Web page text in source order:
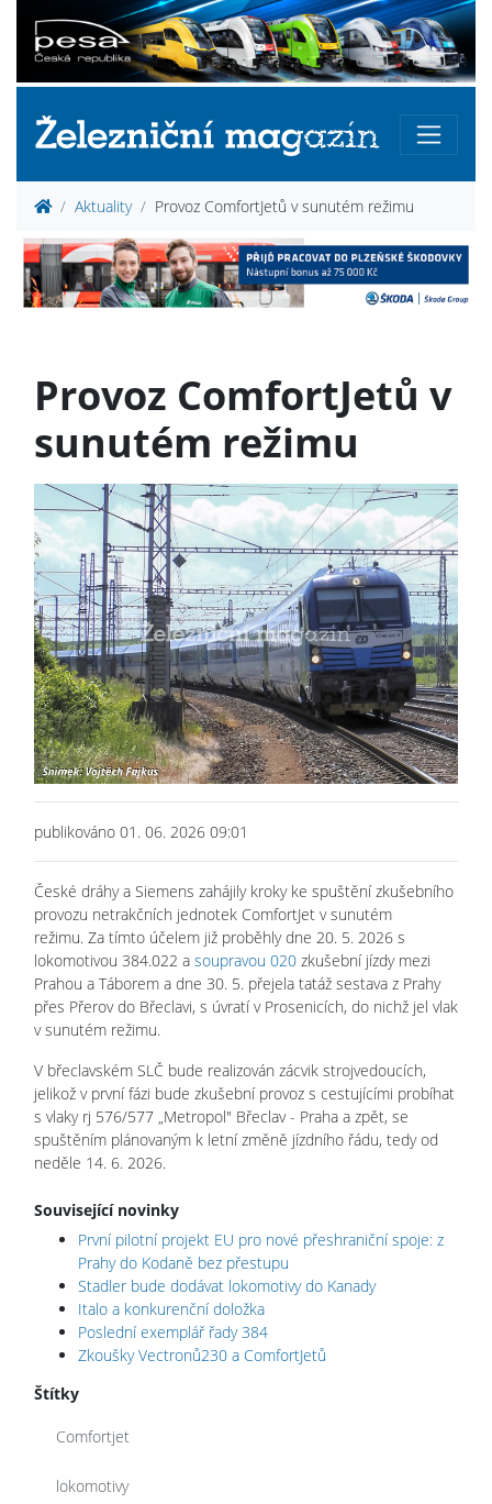
Aktuality Provoz ComfortJetů v sunutém režimu
Provoz ComfortJetů v
sunutém režimu
publikováno 01. 06. 2026 09:01
České dráhy a Siemens zahájily kroky ke spuštění zkušebního
provozu netrakčních jednotek ComfortJet v sunutém
režimu. Za tímto účelem již proběhly dne 20. 5. 2026 s
lokomotivou 384.022 a soupravou 020 zkušební jízdy mezi
Prahou a Táborem a dne 30. 5. přejela tatáž sestava z Prahy
přes Přerov do Břeclavi, s úvratí v Prosenicích, do nichž jel vlak
v sunutém režimu.
V břeclavském SLČ bude realizován zácvik strojvedoucích,
jelikož v první fázi bude zkušební provoz s cestujícími probíhat
s vlaky rj 576/577 „Metropol" Břeclav - Praha a zpět, se
spuštěním plánovaným k letní změně jízdního řádu, tedy od
neděle 14. 6. 2026.
Související novinky
První pilotní projekt EU pro nové přeshraniční spoje: z
Prahy do Kodaně bez přestupu
Stadler bude dodávat lokomotivy do Kanady
Italo a konkurenční doložka
Poslední exemplář řady 384
Zkoušky Vectronů230 a ComfortJetů
Štítky
Comfortjet
lokomotivy